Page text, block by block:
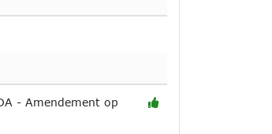
- Amendement op